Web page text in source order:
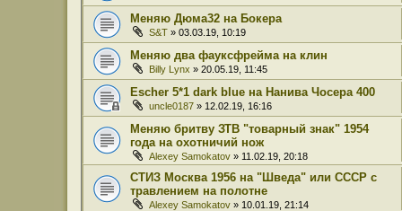
Меняю Дюма32 на Бокера
S&T » 03.03.19, 10:19
Меняю два фауксфрейма на клин
Billy Lynx » 20.05.19, 11:45
Escher 5*1 dark blue на Нанива Чосера 400
uncle0187 » 12.02.19, 16:16
Меняю бритву ЗТВ "товарный знак" 1954
года на охотничий нож
Alexey Samokatov » 11.02.19, 20:18
СТИЗ Москва 1956 на "Шведа" или СССР с
травлением на полотне
Alexey Samokatov » 10.01.19, 21:14